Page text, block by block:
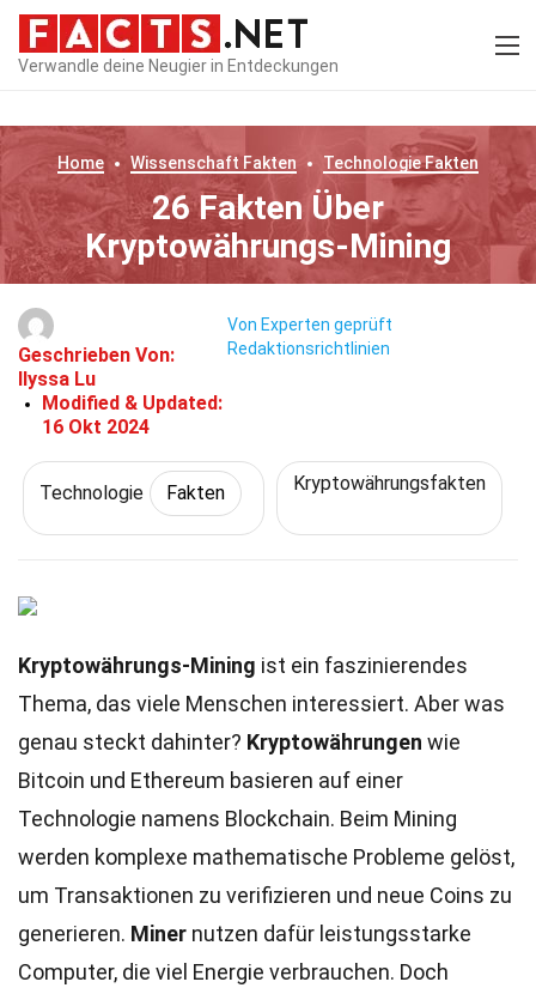
Verwandle deine Neugier in Entdeckungen
Home Wissenschaft Fakten TechnologieFakten
26 Fakten Über
Kryptowährungs-Mining
Geschrieben Von:
Ilyssa Lu
Modified & Updated:
16 Okt 2024
Von Experten geprüft
Redaktionsrichtlinien
Technologie Fakten Kryptowährungsfakten
Kryptowährungs-Mining ist ein faszinierendes
Thema, das viele Menschen interessiert. Aber was
genau steckt dahinter? Kryptowährungen wie
Bitcoin und Ethereum basieren auf einer
Technologie namens Blockchain. Beim Mining
werden komplexe mathematische Probleme gelöst,
um Transaktionen zu verifizieren und neue Coins zu
generieren. Miner nutzen dafür leistungsstarke
Computer, die viel Energie verbrauchen. Doch